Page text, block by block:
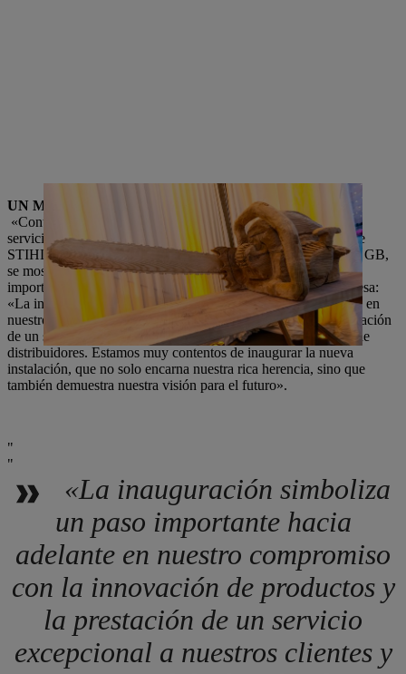
UN MOTIVO PARA CELEBRAR
«Contra House» es un símbolo de innovación y un excelente
servicio al cliente, así como un hito importante en la historia de
STIHL Reino Unido. Kay Green, directora general de STIHL GB,
se mostró entusiasmada con la inauguración y subrayó la
importancia de la nueva sede central para el futuro de la empresa:
«La inauguración simboliza un paso importante hacia adelante en
nuestro compromiso con la innovación de productos y la prestación
de un servicio excepcional a nuestros clientes y a nuestra red de
distribuidores. Estamos muy contentos de inaugurar la nueva
instalación, que no solo encarna nuestra rica herencia, sino que
también demuestra nuestra visión para el futuro».
«La inauguración simboliza
un paso importante hacia
adelante en nuestro compromiso
con la innovación de productos y
la prestación de un servicio
excepcional a nuestros clientes y